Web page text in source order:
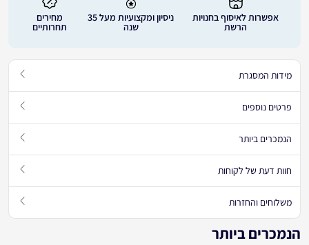
מחירים
תחרותיים
ניסיון ומקצועיות מעל 35
שנה
אפשרות לאיסוף בחנויות
הרשת
מידות המסגרת
פרטים נוספים
הנמכרים ביותר
חוות דעת של לקוחות
משלוחים והחזרות
הנמכרים ביותר